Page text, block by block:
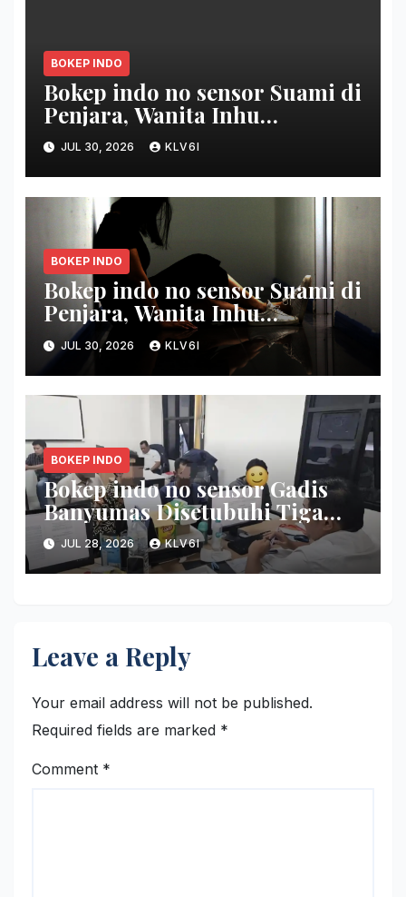
BOKEP INDO
Bokep indo no sensor Suami di
Penjara, Wanita Inhu
Disetubuhi Dukun berdua
Modus Nikah Batin
JUL 30, 2026 KLV6I
BOKEP INDO
Bokep indo no sensor Suami di
Penjara, Wanita Inhu
Disetubuhi Dukun
berbarengan Modus Nikah
Batin
JUL 30, 2026 KLV6I
BOKEP INDO
Bokep indo no sensor Gadis
Banyumas Disetubuhi Tiga
Pemuda ketika Pesta Miras di
Griya
JUL 28, 2026 KLV6I
Leave a Reply
Your email address will not be published.
Required fields are marked *
Comment *